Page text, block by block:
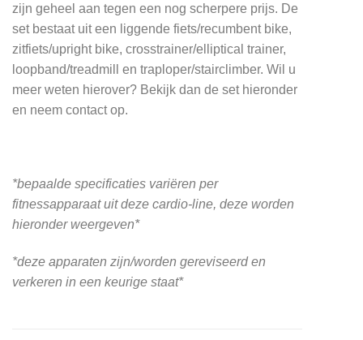
zijn geheel aan tegen een nog scherpere prijs. De
set bestaat uit een liggende fiets/recumbent bike,
zitfiets/upright bike, crosstrainer/elliptical trainer,
loopband/treadmill en traploper/stairclimber. Wil u
meer weten hierover? Bekijk dan de set hieronder
en neem contact op.
*bepaalde specificaties variëren per
fitnessapparaat uit deze cardio-line, deze worden
hieronder weergeven*
*deze apparaten zijn/worden gereviseerd en
verkeren in een keurige staat*